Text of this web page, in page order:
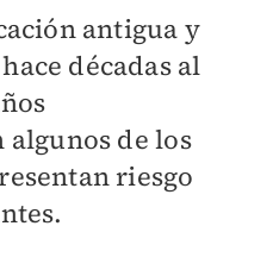
antigua y
décadas al
de los
riesgo